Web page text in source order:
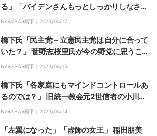
る」「バイデンさんもっとしっかりしなさい
よと」
NewsBAR橋下｜ 2023/04/17
橋下氏「民主党～立憲民主党は自分に合って
いた？」 菅野志桜里氏が今の野党に思うこと
「“骨を埋める”ことに縛られ過ぎている」
NewsBAR橋下｜ 2023/04/15
橋下氏「各家庭にもマインドコントロールあ
るのでは？」 旧統一教会元2世信者の小川さ
ゆりさん、自身の子どもへは「“そのままで
NewsBAR橋下｜ 2023/04/14
「左翼になった」「虚飾の女王」 稲田朋美